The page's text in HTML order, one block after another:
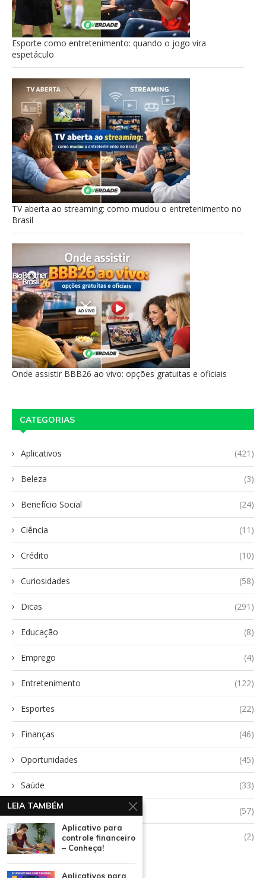
Esporte como entretenimento: quando o jogo vira
espetáculo
TV aberta ao streaming: como mudou o entretenimento no
Brasil
Onde assistir BBB26 ao vivo: opções gratuitas e oficiais
CATEGORIAS
Aplicativos (421)
Beleza (3)
Benefício Social (24)
Ciência (11)
Crédito (10)
Curiosidades (58)
Dicas (291)
Educação (8)
Emprego (4)
Entretenimento (122)
Esportes (22)
Finanças (46)
Oportunidades (45)
Saúde (33)
Tecnologia (57)
Uncategorized (2)
LEIA TAMBÉM
Aplicativo para
controle financeiro
– Conheça!
Aplicativos para